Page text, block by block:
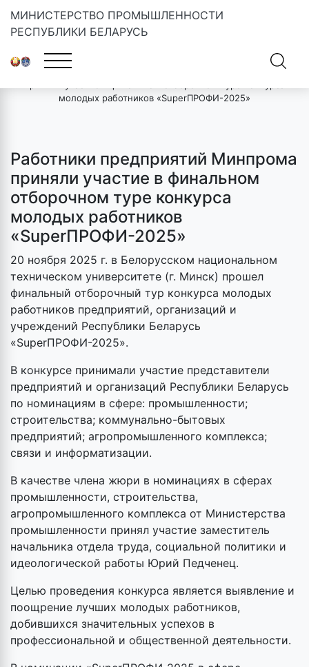
МИНИСТЕРСТВО ПРОМЫШЛЕННОСТИ
РЕСПУБЛИКИ БЕЛАРУСЬ
Главная»
молодых работников «SuperПРОФИ-2025»
Работники предприятий Минпрома
приняли участие в финальном
отборочном туре конкурса
молодых работников
«SuperПРОФИ-2025»
20 ноября 2025 г. в Белорусском национальном
техническом университете (г. Минск) прошел
финальный отборочный тур конкурса молодых
работников предприятий, организаций и
учреждений Республики Беларусь
«SuperПРОФИ-2025».
В конкурсе принимали участие представители
предприятий и организаций Республики Беларусь
по номинациям в сфере: промышленности;
строительства; коммунально-бытовых
предприятий; агропромышленного комплекса;
связи и информатизации.
В качестве члена жюри в номинациях в сферах
промышленности, строительства,
агропромышленного комплекса от Министерства
промышленности принял участие заместитель
начальника отдела труда, социальной политики и
идеологической работы Юрий Педченец.
Целью проведения конкурса является выявление и
поощрение лучших молодых работников,
добившихся значительных успехов в
профессиональной и общественной деятельности.